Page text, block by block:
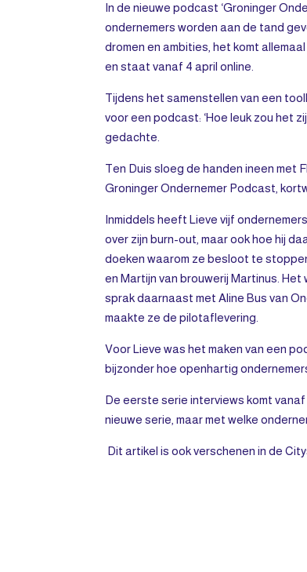
In de nieuwe podcast ‘Groninger
ondernemers worden aan de tand
dromen en ambities, het komt
en staat vanaf 4 april online.
Tijdens het samenstellen van een
voor een podcast: ‘Hoe leuk zou het
gedachte.
Ten Duis sloeg de handen ineen met
Groninger Ondernemer Podcast,
Inmiddels heeft Lieve vijf
over zijn burn-out, maar ook hoe hij
doeken waarom ze besloot te
en Martijn van brouwerij Martinus.
sprak daarnaast met Aline Bus van
maakte ze de pilotaflevering.
Voor Lieve was het maken van een
bijzonder hoe openhartig
De eerste serie interviews komt
nieuwe serie, maar met welke
Dit artikel is ook verschenen in de